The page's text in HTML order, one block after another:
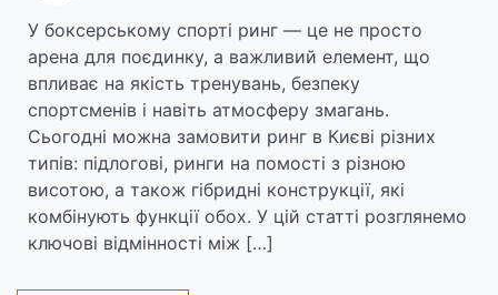
У боксерському спорті ринг — це не просто
арена для поєдинку, а важливий елемент, що
впливає на якість тренувань, безпеку
спортсменів і навіть атмосферу змагань.
Сьогодні можна замовити ринг в Києві різних
типів: підлогові, ринги на помості з різною
висотою, а також гібридні конструкції, які
комбінують функції обох. У цій статті розглянемо
ключові відмінності між […]